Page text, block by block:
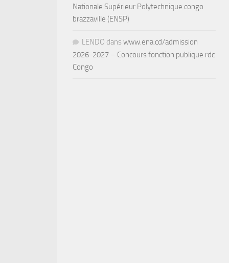
Nationale Supérieur Polytechnique congo
brazzaville (ENSP)
LENDO dans www.ena.cd/admission
2026-2027 – Concours fonction publique rdc
Congo